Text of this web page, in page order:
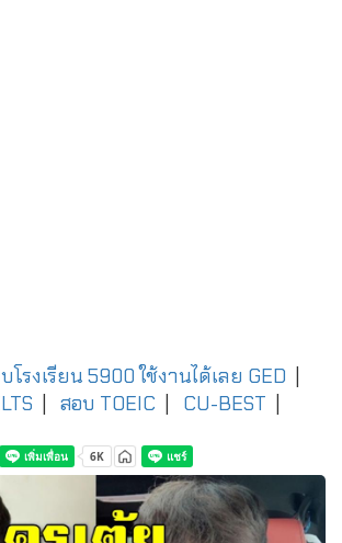
โรงเรียน 5900 ใช้งานได้เลย GED
สอบ TOEIC CU-BEST